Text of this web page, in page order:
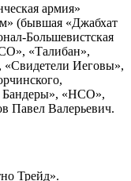
армия»
(бывшая «Джабхат
Большевистская
«Талибан»,
«Свидетели Иеговы»,
Бандеры», «НСО»,
Павел Валерьевич.
Трейд».